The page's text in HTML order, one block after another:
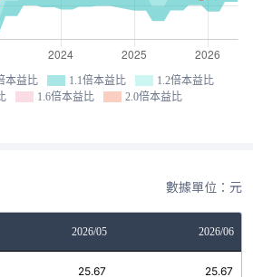
本益比 1.1倍本益比
1.2倍本益比
1.6倍本益比 2.0倍本益比
數據單位：元
2026/05 2026/06
25.67 25.67